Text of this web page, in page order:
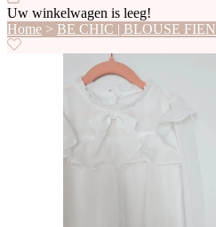
Uw winkelwagen is leeg!
Home > BE CHIC | BLOUSE FIEN